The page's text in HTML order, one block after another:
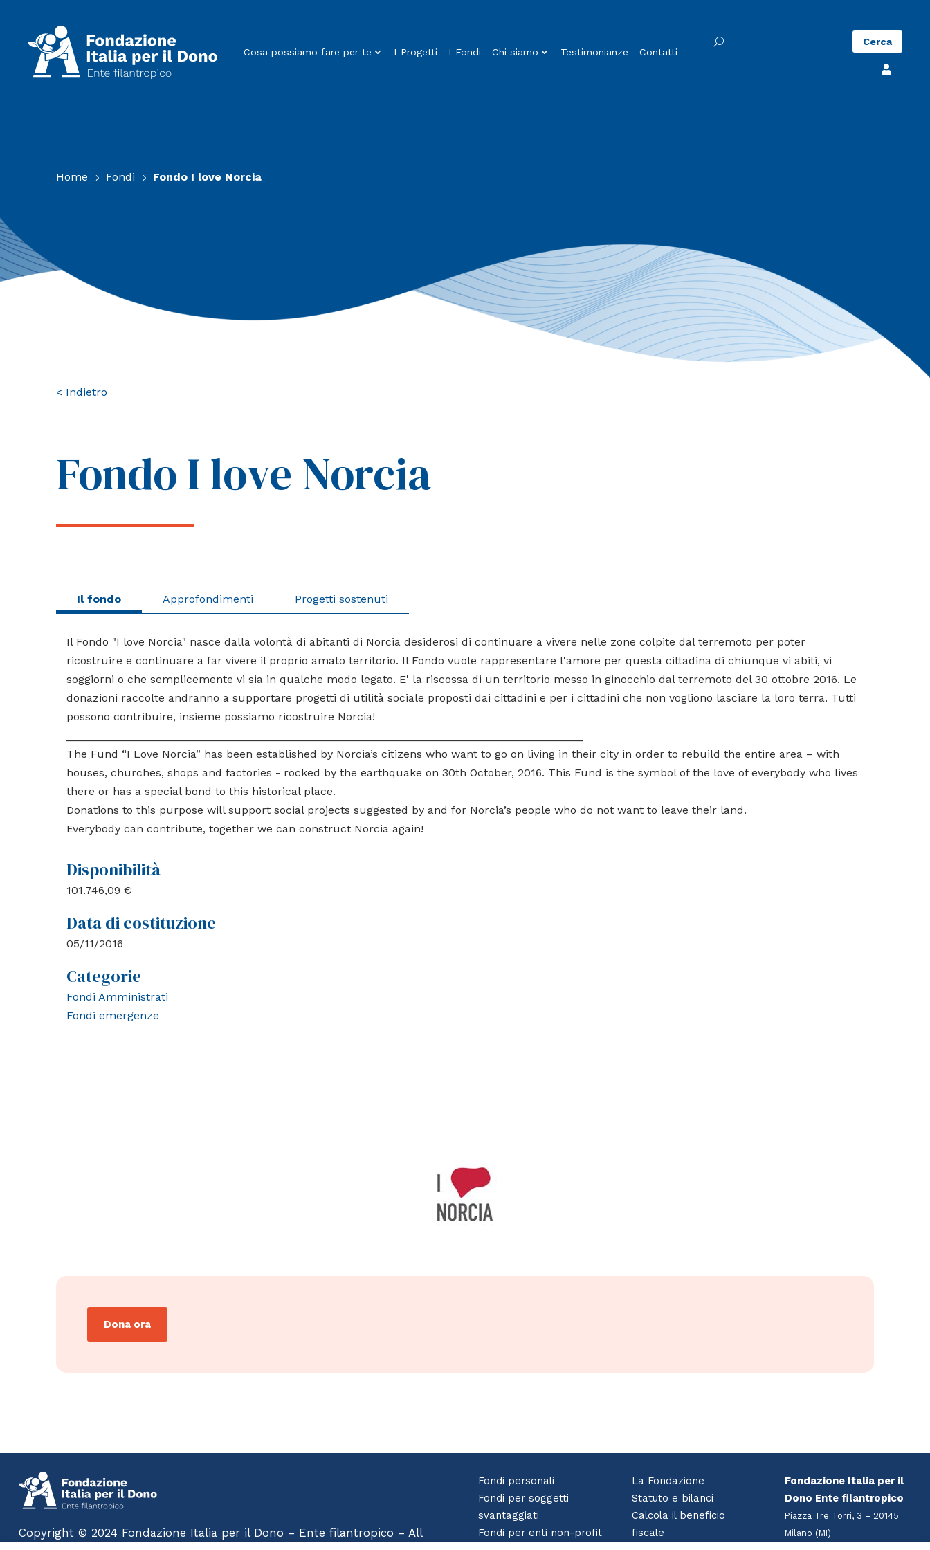
Cosa possiamo fare per te I Progetti I Fondi Chi siamo Testimonianze Contatti

Home 5 Fondi 5 Fondo I love Norcia
< Indietro
Fondo I love Norcia
Il fondo Approfondimenti Progetti sostenuti
Il Fondo "I love Norcia" nasce dalla volontà di abitanti di Norcia desiderosi di continuare a vivere nelle zone colpite dal terremoto per poter
ricostruire e continuare a far vivere il proprio amato territorio. Il Fondo vuole rappresentare l'amore per questa cittadina di chiunque vi abiti, vi
soggiorni o che semplicemente vi sia in qualche modo legato. E' la riscossa di un territorio messo in ginocchio dal terremoto del 30 ottobre 2016. Le
donazioni raccolte andranno a supportare progetti di utilità sociale proposti dai cittadini e per i cittadini che non vogliono lasciare la loro terra. Tutti
possono contribuire, insieme possiamo ricostruire Norcia!
The Fund “I Love Norcia” has been established by Norcia’s citizens who want to go on living in their city in order to rebuild the entire area – with
houses, churches, shops and factories - rocked by the earthquake on 30th October, 2016. This Fund is the symbol of the love of everybody who lives
there or has a special bond to this historical place.
Donations to this purpose will support social projects suggested by and for Norcia’s people who do not want to leave their land.
Everybody can contribute, together we can construct Norcia again!
Disponibilità
101.746,09 €
Data di costituzione
05/11/2016
Categorie
Fondi Amministrati
Fondi emergenze
2022
Arca - Norcia Next (Associazione I Love Norcia)
Dona ora
Copyright © 2024 Fondazione Italia per il Dono – Ente filantropico – All
Fondi personali
Fondi per soggetti
svantaggiati
Fondi per enti non-profit
La Fondazione
Statuto e bilanci
Calcola il beneficio
fiscale
Fondazione Italia per il
Dono Ente filantropico
Piazza Tre Torri, 3 – 20145
Milano (MI)